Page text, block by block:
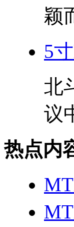
颖
5
北
议
热点内